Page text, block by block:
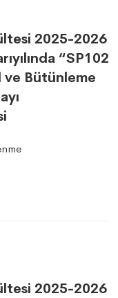
2025-2026
“SP102
ve Bütünleme
2025-2026